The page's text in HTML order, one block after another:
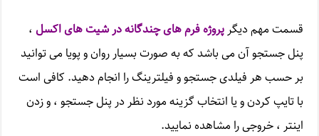
قسمت مهم دیگرپروژهفرم های چندگانه در شیت های اکسل ،
پنل جستجو آن می باشد که به صورت بسیار روان و پویا می توانید
بر حسب هر فیلدی جستجو و فیلترینگ را انجام دهید. کافی است
با تایپ کردن و یا انتخاب گزینه مورد نظر در پنل جستجو ، و زدن
اینتر ، خروجی را مشاهده نمایید.